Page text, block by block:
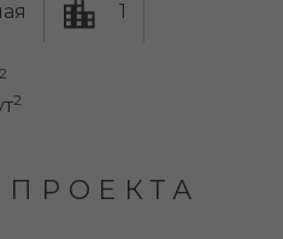
1
2
2